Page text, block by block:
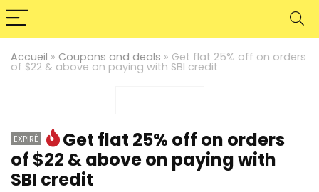
Accueil » Coupons and deals » Get flat 25% off on orders
of $22 & above on paying with SBI credit
EXPIRÉ
Get flat 25% off on orders
of $22 & above on paying with
SBI credit